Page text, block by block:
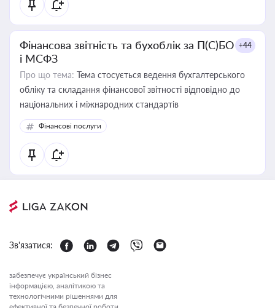
Фінансова звітність та бухоблік за П(С)БО
і МСФЗ
+44
Про що тема: Тема стосується ведення бухгалтерського
обліку та складання фінансової звітності відповідно до
національних і міжнародних стандартів
Фінансові послуги
Зв'язатися:
забезпечує український бізнес
інформацією, аналітикою та
технологічними рішеннями для